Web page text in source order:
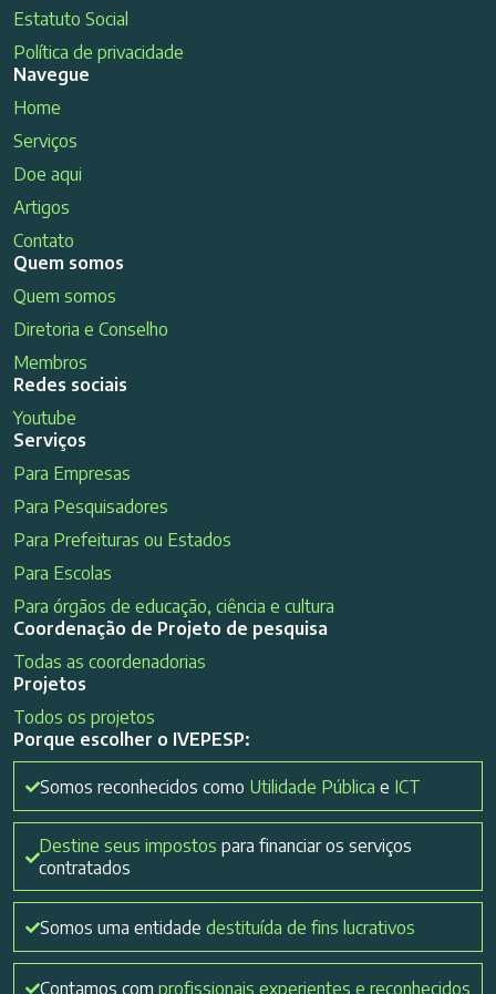
Estatuto Social
Política de privacidade
Navegue
Home
Serviços
Doe aqui
Artigos
Contato
Quem somos
Quem somos
Diretoria e Conselho
Membros
Redes sociais
Youtube
Serviços
Para Empresas
Para Pesquisadores
Para Prefeituras ou Estados
Para Escolas
Para órgãos de educação, ciência e cultura
Coordenação de Projeto de pesquisa
Todas as coordenadorias
Projetos
Todos os projetos
Porque escolher o IVEPESP:
Somos reconhecidos como Utilidade Pública e ICT
Destine seus impostos para financiar os serviços
contratados
Somos uma entidade destituída de fins lucrativos
Contamos com profissionais experientes e reconhecidos